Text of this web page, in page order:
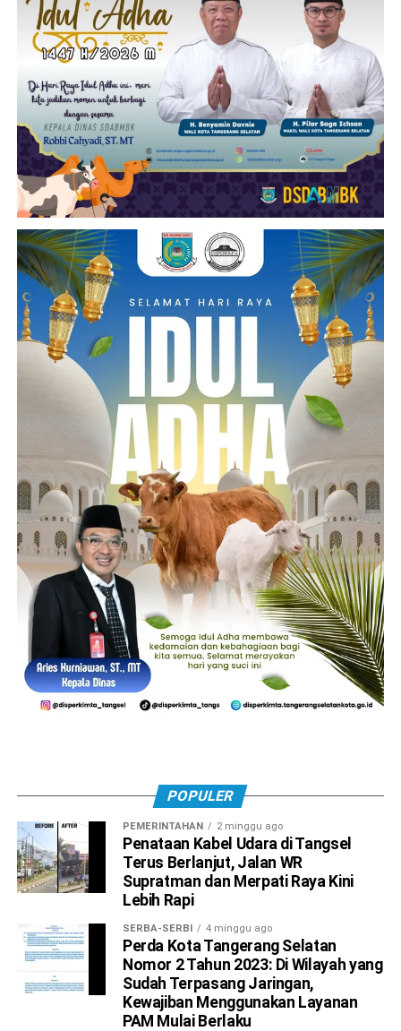
POPULER
PEMERINTAHAN 2 minggu ago
Penataan Kabel Udara di Tangsel
Terus Berlanjut, Jalan WR
Supratman dan Merpati Raya Kini
Lebih Rapi
SERBA-SERBI 4 minggu ago
Perda Kota Tangerang Selatan
Nomor 2 Tahun 2023: Di Wilayah yang
Sudah Terpasang Jaringan,
Kewajiban Menggunakan Layanan
PAM Mulai Berlaku